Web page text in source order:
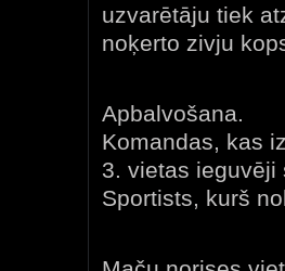
uzvarētāju tiek
noķerto zivju
Apbalvošana.
Komandas, kas
3. vietas
Sportists, kurš